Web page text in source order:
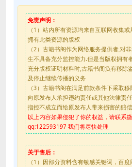
免责声明：
（1）站内所有资源均来自互联网收集
拥有此类资源的版权
（2）古籍书阁作为网络服务提供者,对
生不具备充分监控能力.但是当版权拥有
充分版权证明材料时,古籍书阁负有移除
及停止继续传播的义务
（3）古籍书阁在满足前款条件下采取
向原发布人承担违约责任或其他法律责
指控不成立而给原发布人带来损害的赔
以上内容如果侵犯了你的权益，请联系
qq:122593197 我们将尽快处理
关于售后：
（1）因部分资料含有敏感关键词，百